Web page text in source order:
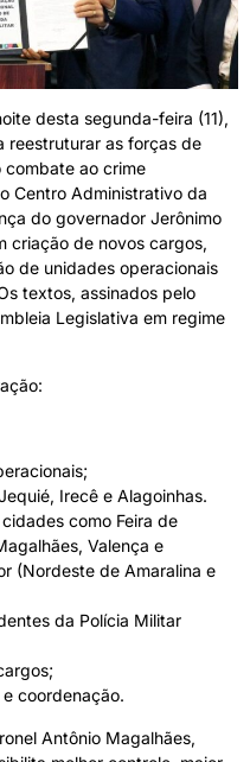
desta segunda-feira (11),
reestruturar as forças de
ao crime
Centro Administrativo da
do governador Jerônimo
criação de novos cargos,
de unidades operacionais
textos, assinados pelo
Legislativa em regime
Irecê e Alagoinhas.
como Feira de
Valença e
(Nordeste de Amaralina e
da Polícia Militar
coordenação.
Antônio Magalhães,